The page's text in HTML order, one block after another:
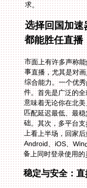
求。
选择回国加速
都能胜任直播
市面上有许多声称
事直播，尤其是对
综合能力。一个优
件。首先是广泛的
意味着无论你在北
匹配延迟最低、最
础。其次，多平台
上看上半场，回
Android、iOS、
备上同时登录使用
稳定与安全：